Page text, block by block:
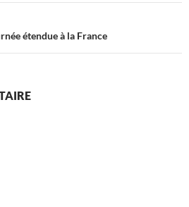
étendue à la France